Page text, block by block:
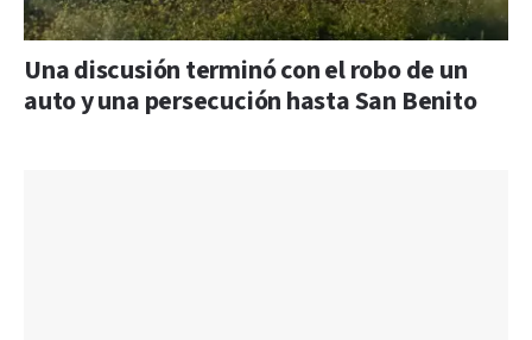
Una discusión terminó con el robo de un
auto y una persecución hasta San Benito